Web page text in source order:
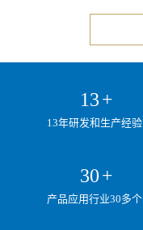
13+
13年研发和生产经验
30+
产品应用行业30多个